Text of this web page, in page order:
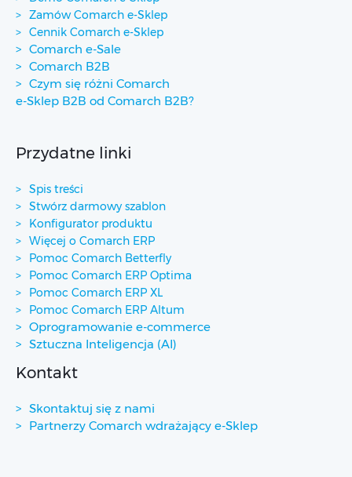
Zamów Comarch e-Sklep
Cennik Comarch e-Sklep
Comarch e-Sale
Comarch B2B
Czym się różni Comarch
e-Sklep B2B od Comarch B2B?
Przydatne linki
Spis treści
Stwórz darmowy szablon
Konfigurator produktu
Więcej o Comarch ERP
Pomoc Comarch Betterfly
Pomoc Comarch ERP Optima
Pomoc Comarch ERP XL
Pomoc Comarch ERP Altum
Oprogramowanie e-commerce
Sztuczna Inteligencja (AI)
Kontakt
Skontaktuj się z nami
Partnerzy Comarch wdrażający e-Sklep